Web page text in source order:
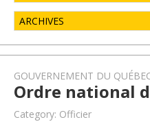
ARCHIVES
GOUVERNEMENT DU
Ordre national
Category: Officier